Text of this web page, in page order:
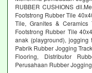
RUBBER CUSHIONS
Footstrong Rubber Tile
Tile, Granites & Ceramics
Footstrong Rubber Tile
anak (playground),
Pabrik Rubber Jogging
Flooring, Distributor
Perusahaan Rubber